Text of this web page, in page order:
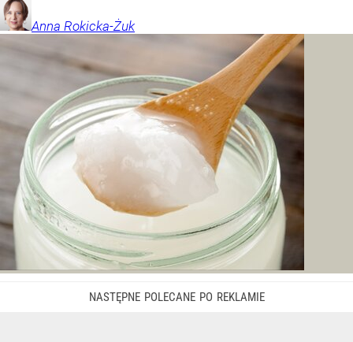
Anna Rokicka-Żuk